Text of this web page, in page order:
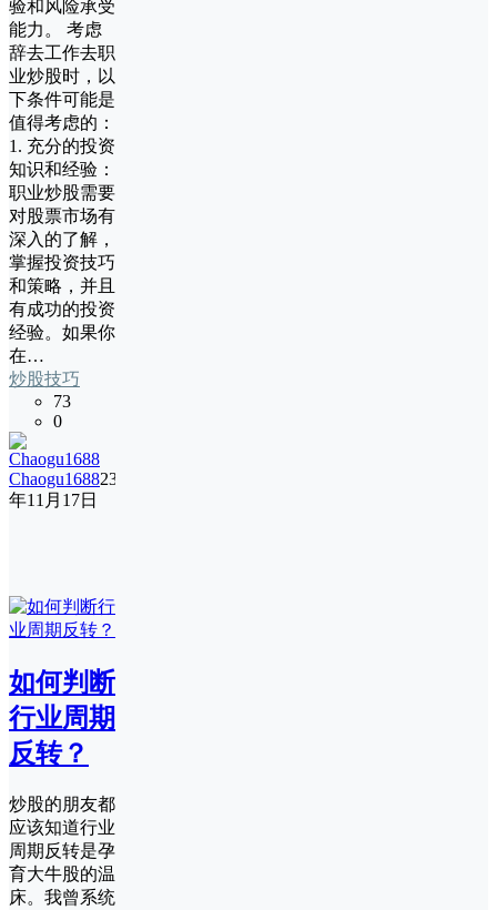
验和风险承受
能力。 考虑
辞去工作去职
业炒股时，以
下条件可能是
值得考虑的：
1. 充分的投资
知识和经验：
职业炒股需要
对股票市场有
深入的了解，
掌握投资技巧
和策略，并且
有成功的投资
经验。如果你
在…
炒股技巧
73
0
Chaogu168823
年11月17日
如何判断
行业周期
反转？
炒股的朋友都
应该知道行业
周期反转是孕
育大牛股的温
床。我曾系统